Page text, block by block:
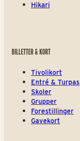
Hikari
BILLETTER & KORT
Tivolikort
Entré & Turpas
Skoler
Grupper
Forestillinger
Gavekort